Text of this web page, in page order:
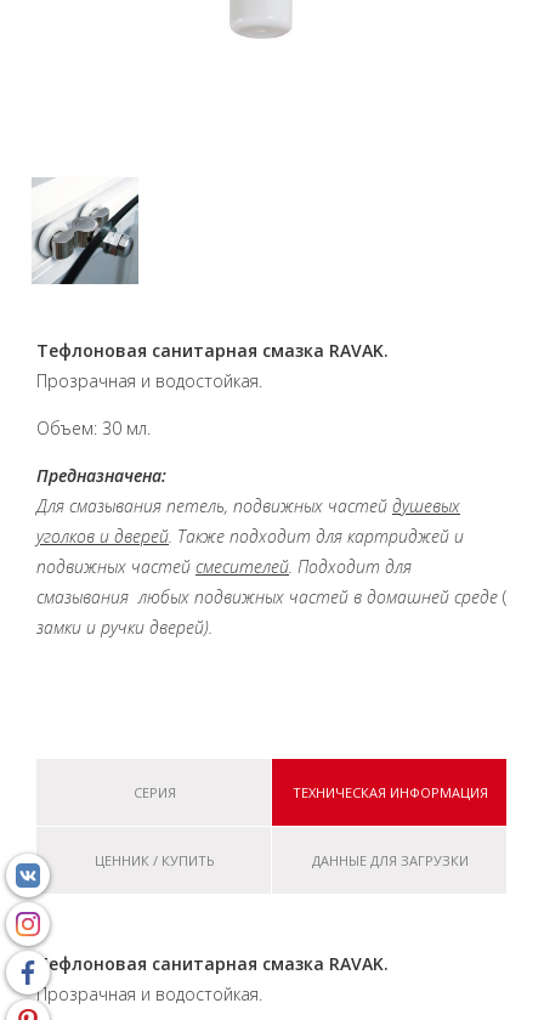
Тефлоновая санитарная смазка RAVAK.
Прозрачная и водостойкая.
Объем: 30 мл.
Предназначена:
Для смазывания петель, подвижных частей душевых
уголков и дверей. Также подходит для картриджей и
подвижных частей смесителей. Подходит для
смазывания любых подвижных частей в домашней среде (
замки и ручки дверей).
СЕРИЯ ТЕХНИЧЕСКАЯ ИНФОРМАЦИЯ
ЦЕННИК / КУПИТЬ ДАННЫЕ ДЛЯ ЗАГРУЗКИ
Тефлоновая санитарная смазка RAVAK.
Прозрачная и водостойкая.